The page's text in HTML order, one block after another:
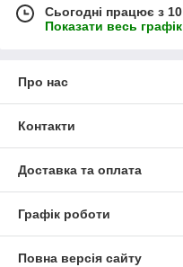
Сьогодні працює з
Показати весь
Про нас
Контакти
Доставка та оплата
Графік роботи
Повна версія сайту